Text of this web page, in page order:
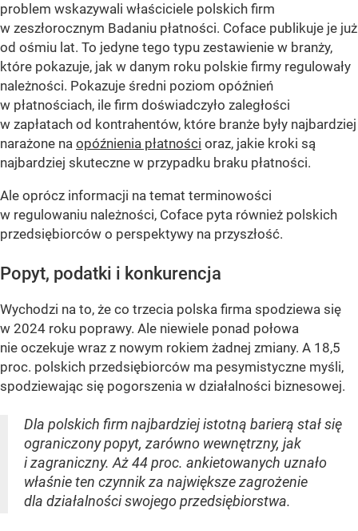
problem wskazywali właściciele polskich firm
w zeszłorocznym Badaniu płatności. Coface publikuje je już
od ośmiu lat. To jedyne tego typu zestawienie w branży,
które pokazuje, jak w danym roku polskie firmy regulowały
należności. Pokazuje średni poziom opóźnień
w płatnościach, ile firm doświadczyło zaległości
w zapłatach od kontrahentów, które branże były najbardziej
narażone na opóźnienia płatności oraz, jakie kroki są
najbardziej skuteczne w przypadku braku płatności.
Ale oprócz informacji na temat terminowości
w regulowaniu należności, Coface pyta również polskich
przedsiębiorców o perspektywy na przyszłość.
Popyt, podatki i konkurencja
Wychodzi na to, że co trzecia polska firma spodziewa się
w 2024 roku poprawy. Ale niewiele ponad połowa
nie oczekuje wraz z nowym rokiem żadnej zmiany. A 18,5
proc. polskich przedsiębiorców ma pesymistyczne myśli,
spodziewając się pogorszenia w działalności biznesowej.
Dla polskich firm najbardziej istotną barierą stał się
ograniczony popyt, zarówno wewnętrzny, jak
i zagraniczny. Aż 44 proc. ankietowanych uznało
właśnie ten czynnik za największe zagrożenie
dla działalności swojego przedsiębiorstwa.